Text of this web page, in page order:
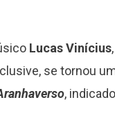
Lucas Vinícius
se tornou
,